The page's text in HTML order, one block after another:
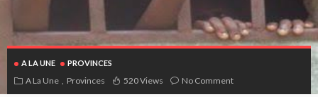
A LA UNE PROVINCES
A La Une Provinces 520 Views No Comment